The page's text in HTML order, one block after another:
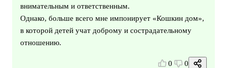
внимательным и ответственным.
Однако, больше всего мне импонирует «Кошкин дом»,
в которой детей учат доброму и сострадательному
отношению.
0 0